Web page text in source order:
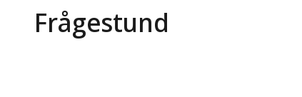
Frågestund